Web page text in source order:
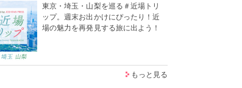
東京・埼玉・山梨を巡る＃近場トリ
ップ。週末お出かけにぴったり！近
場の魅力を再発見する旅に出よう！
もっと見る